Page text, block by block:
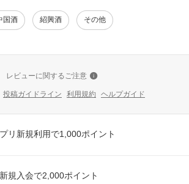
国酒 紹興酒 その他
レビューに関するご注意
投稿ガイドライン 利用規約 ヘルプガイド
リ新規利用で1,000ポイント
規入会で2,000ポイント